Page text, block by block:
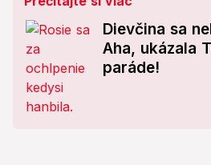
Dievčina sa
Aha, ukázala
paráde!